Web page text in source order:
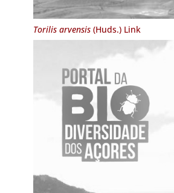
Torilis arvensis(Huds.) Link